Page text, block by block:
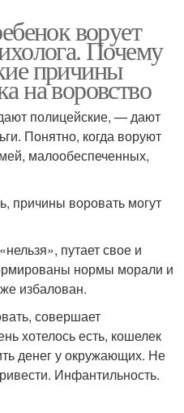
ворует
Почему
причины
на воровство
полицейские, — дают
Понятно, когда воруют
малообеспеченных,
причины воровать могут
путает свое и
нормы морали и
избалован.
совершает
хотелось есть, кошелек
денег у окружающих. Не
Инфантильность.